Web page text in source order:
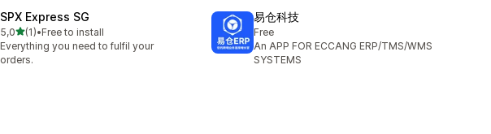
SPX Express SG
5,0av 5 stjerner
(1)
Totalt 1 omtaler
•Free to install
Everything you need to fulfil your
orders.
易仓科技
Free
An APP FOR ECCANG ERP/TMS/WMS
SYSTEMS